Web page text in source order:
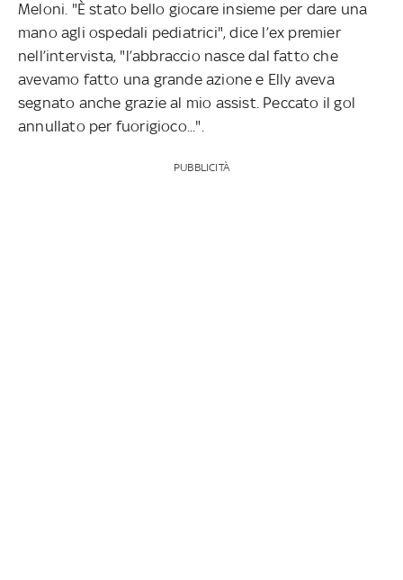
Meloni. "È stato bello giocare insieme per dare una
mano agli ospedali pediatrici", dice l’ex premier
nell’intervista, "l’abbraccio nasce dal fatto che
avevamo fatto una grande azione e Elly aveva
segnato anche grazie al mio assist. Peccato il gol
annullato per fuorigioco...".
PUBBLICITÀ